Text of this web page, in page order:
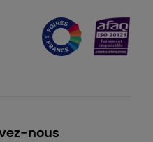
nous